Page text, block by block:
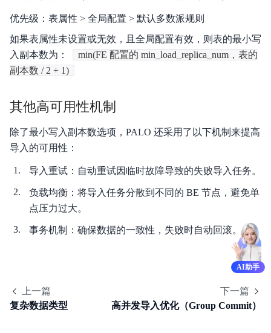
优先级：表属性 > 全局配置 > 默认多数派规则
如果表属性未设置或无效，且全局配置有效，则表的最小写
入副本数为：
min(FE 配置的 min_load_replica_num，表的
副本数 / 2 + 1)
其他高可用性机制
除了最小写入副本数选项，PALO 还采用了以下机制来提高
导入的可用性：
导入重试：自动重试因临时故障导致的失败导入任务。
负载均衡：将导入任务分散到不同的 BE 节点，避免单
点压力过大。
事务机制：确保数据的一致性，失败时自动回滚。
上一篇
复杂数据类型
下一篇
高并发导入优化（Group Commit）
AI助手